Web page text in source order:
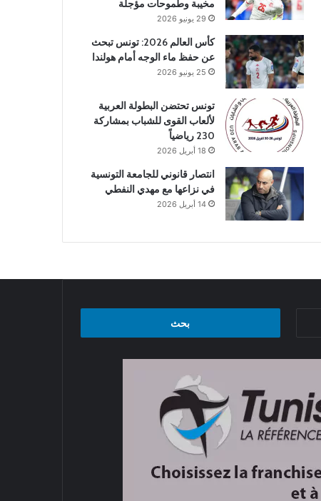
مخيبة وطموحات مؤجلة
29 يونيو 2026
كأس العالم 2026: تونس تبحث
عن حفظ ماء الوجه أمام هولندا
25 يونيو 2026
تونس تحتضن البطولة العربية
لألعاب القوى للشباب بمشاركة
230 رياضياً
18 أبريل 2026
انتصار قانوني للجامعة التونسية
في نزاعها مع مهدي النفطي
14 أبريل 2026